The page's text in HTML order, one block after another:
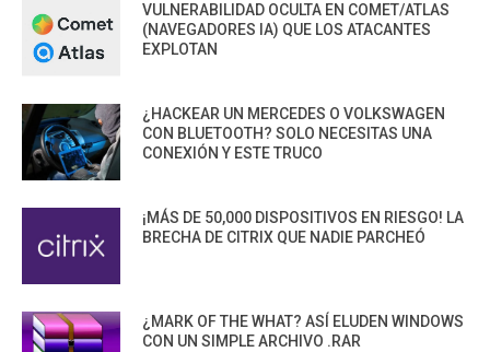
VULNERABILIDAD OCULTA EN COMET/ATLAS
(NAVEGADORES IA) QUE LOS ATACANTES
EXPLOTAN
¿HACKEAR UN MERCEDES O VOLKSWAGEN
CON BLUETOOTH? SOLO NECESITAS UNA
CONEXIÓN Y ESTE TRUCO
¡MÁS DE 50,000 DISPOSITIVOS EN RIESGO! LA
BRECHA DE CITRIX QUE NADIE PARCHEÓ
¿MARK OF THE WHAT? ASÍ ELUDEN WINDOWS
CON UN SIMPLE ARCHIVO .RAR